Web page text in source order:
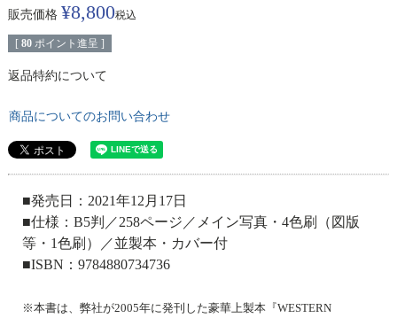
販売価格 ¥8,800税込
[ 80 ポイント進呈 ]
返品特約について
商品についてのお問い合わせ
■発売日：2021年12月17日
■仕様：B5判／258ページ／メイン写真・4色刷（図版
等・1色刷）／並製本・カバー付
■ISBN：9784880734736
※本書は、弊社が2005年に発刊した豪華上製本『WESTERN